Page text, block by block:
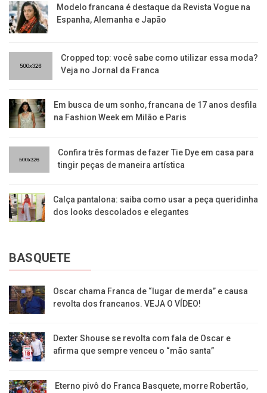
Modelo francana é destaque da Revista Vogue na
Espanha, Alemanha e Japão
Cropped top: você sabe como utilizar essa moda?
Veja no Jornal da Franca
Em busca de um sonho, francana de 17 anos desfila
na Fashion Week em Milão e Paris
Confira três formas de fazer Tie Dye em casa para
tingir peças de maneira artística
Calça pantalona: saiba como usar a peça queridinha
dos looks descolados e elegantes
BASQUETE
Oscar chama Franca de “lugar de merda” e causa
revolta dos francanos. VEJA O VÍDEO!
Dexter Shouse se revolta com fala de Oscar e
afirma que sempre venceu o “mão santa”
Eterno pivô do Franca Basquete, morre Robertão,